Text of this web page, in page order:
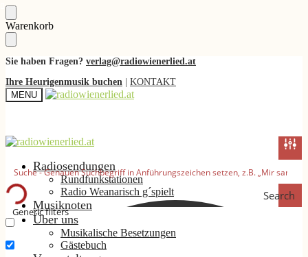
Skip
to
navigation
Skip
to
content
Warenkorb
Sie haben Fragen? verlag@radiowienerlied.at
Ihre Heurigenmusik buchen
KONTAKT
MENU
Search
Generic filters
Nur exakte Ergebnisse
Radiosendungen
Rundfunkstationen
Radio Weanarisch g´spielt
Musiknoten
Über uns
Musikalische Besetzungen
Gästebuch